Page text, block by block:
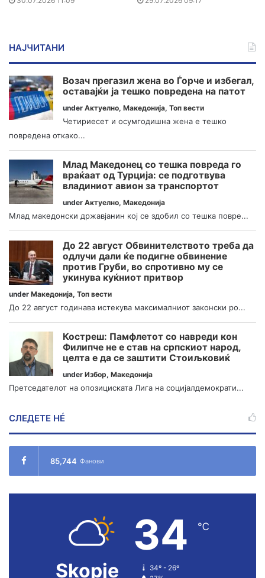
НАЈЧИТАНИ
Возач прегазил жена во Ѓорче и избегал,
оставајќи ја тешко повредена на патот
under Актуелно, Македонија, Топ вести
Четириесет и осумгодишна жена е тешко
повредена откако...
Млад Македонец со тешка повреда го
враќаат од Турција: се подготвува
владиниот авион за транспортот
under Актуелно, Македонија
Млад македонски државјанин кој се здобил со тешка повре...
До 22 август Обвинителството треба да
одлучи дали ќе подигне обвинение
против Груби, во спротивно му се
укинува куќниот притвор
under Македонија, Топ вести
До 22 август годинава истекува максималниот законски ро...
Костреш: Памфлетот со навреди кон
Филипче не е став на српскиот народ,
целта е да се заштити Стоиљковиќ
under Избор, Македонија
Претседателот на опозициската Лига на социјалдемократи...
СЛЕДЕТЕ НÉ
85,744 Фанови
Skopje
34 ℃
34º - 26º